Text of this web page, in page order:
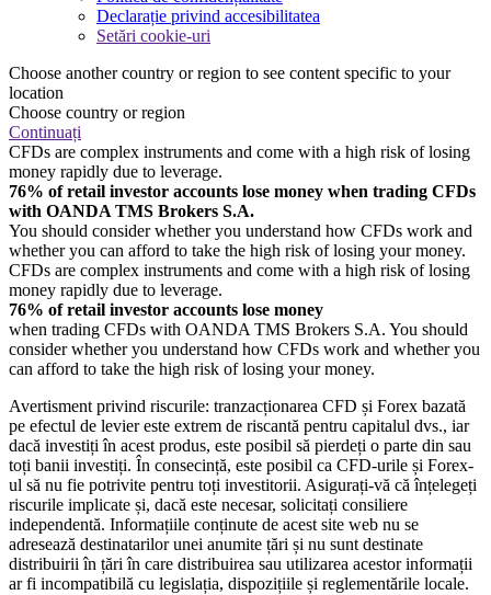
Declarație privind accesibilitatea
Setări cookie-uri
Choose another country or region to see content specific to your
location
Choose country or region
Continuați
CFDs are complex instruments and come with a high risk of losing
money rapidly due to leverage.
76% of retail investor accounts lose money when trading CFDs
with OANDA TMS Brokers S.A.
You should consider whether you understand how CFDs work and
whether you can afford to take the high risk of losing your money.
CFDs are complex instruments and come with a high risk of losing
money rapidly due to leverage.
76% of retail investor accounts lose money
when trading CFDs with OANDA TMS Brokers S.A. You should
consider whether you understand how CFDs work and whether you
can afford to take the high risk of losing your money.
Avertisment privind riscurile: tranzacționarea CFD și Forex bazată
pe efectul de levier este extrem de riscantă pentru capitalul dvs., iar
dacă investiți în acest produs, este posibil să pierdeți o parte din sau
toți banii investiți. În consecință, este posibil ca CFD-urile și Forex-
ul să nu fie potrivite pentru toți investitorii. Asigurați-vă că înțelegeți
riscurile implicate și, dacă este necesar, solicitați consiliere
independentă. Informațiile conținute de acest site web nu se
adresează destinatarilor unei anumite țări și nu sunt destinate
distribuirii în țări în care distribuirea sau utilizarea acestor informații
ar fi incompatibilă cu legislația, dispozițiile și reglementările locale.